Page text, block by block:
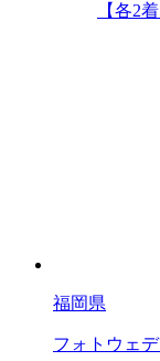
【各2着
福岡県
フォトウェ